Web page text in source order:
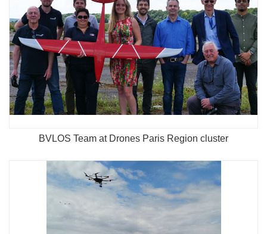
BVLOS Team at Drones Paris Region cluster